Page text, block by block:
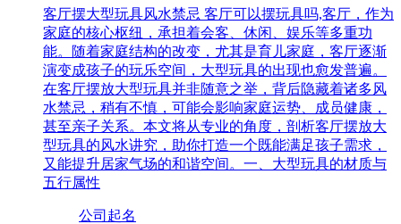
客厅摆大型玩具风水禁忌 客厅可以摆玩具吗,客厅，作为
家庭的核心枢纽，承担着会客、休闲、娱乐等多重功
能。随着家庭结构的改变，尤其是育儿家庭，客厅逐渐
演变成孩子的玩乐空间，大型玩具的出现也愈发普遍。
在客厅摆放大型玩具并非随意之举，背后隐藏着诸多风
水禁忌，稍有不慎，可能会影响家庭运势、成员健康，
甚至亲子关系。本文将从专业的角度，剖析客厅摆放大
型玩具的风水讲究，助你打造一个既能满足孩子需求，
又能提升居家气场的和谐空间。一、大型玩具的材质与
五行属性
公司起名